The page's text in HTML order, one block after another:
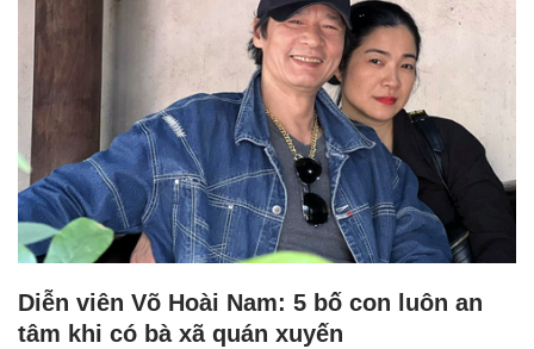
Diễn viên Võ Hoài Nam: 5 bố con luôn an
tâm khi có bà xã quán xuyến